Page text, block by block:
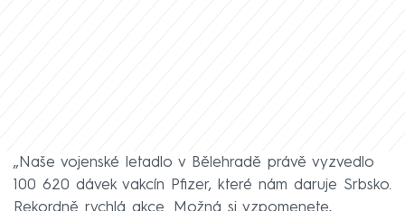
„Naše vojenské letadlo v Bělehradě právě vyzvedlo
100 620 dávek vakcín Pfizer, které nám daruje Srbsko.
Rekordně rychlá akce. Možná si vzpomenete,